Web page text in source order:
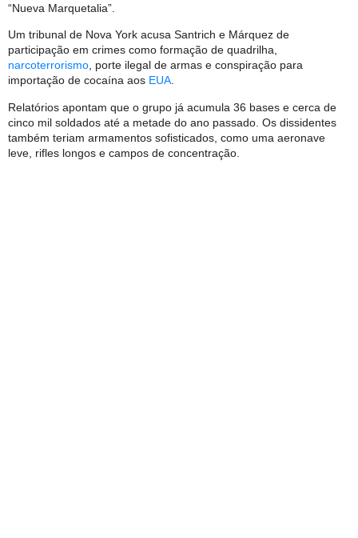
“Nueva Marquetalia”.
Um tribunal de Nova York acusa Santrich e Márquez de
participação em crimes como formação de quadrilha,
narcoterrorismo , porte ilegal de armas e conspiração para
importação de cocaína aos EUA
Relatórios apontam que o grupo já acumula 36 bases e cerca de
cinco mil soldados até a metade do ano passado. Os dissidentes
também teriam armamentos sofisticados, como uma aeronave
leve, rifles longos e campos de concentração.